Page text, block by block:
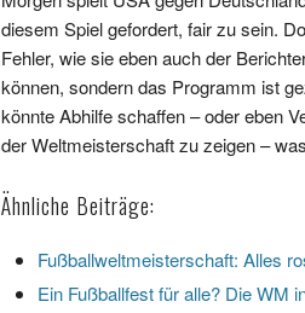
diesem Spiel gefordert, fair zu sein.
Fehler, wie sie eben auch der
können, sondern das Programm ist
könnte Abhilfe schaffen – oder eben
der Weltmeisterschaft zu zeigen –
Ähnliche Beiträge:
Fußballweltmeisterschaft: Alles
Ein Fußballfest für alle? Die WM